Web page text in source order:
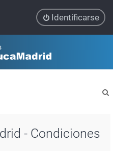
Identificarse
- Condiciones